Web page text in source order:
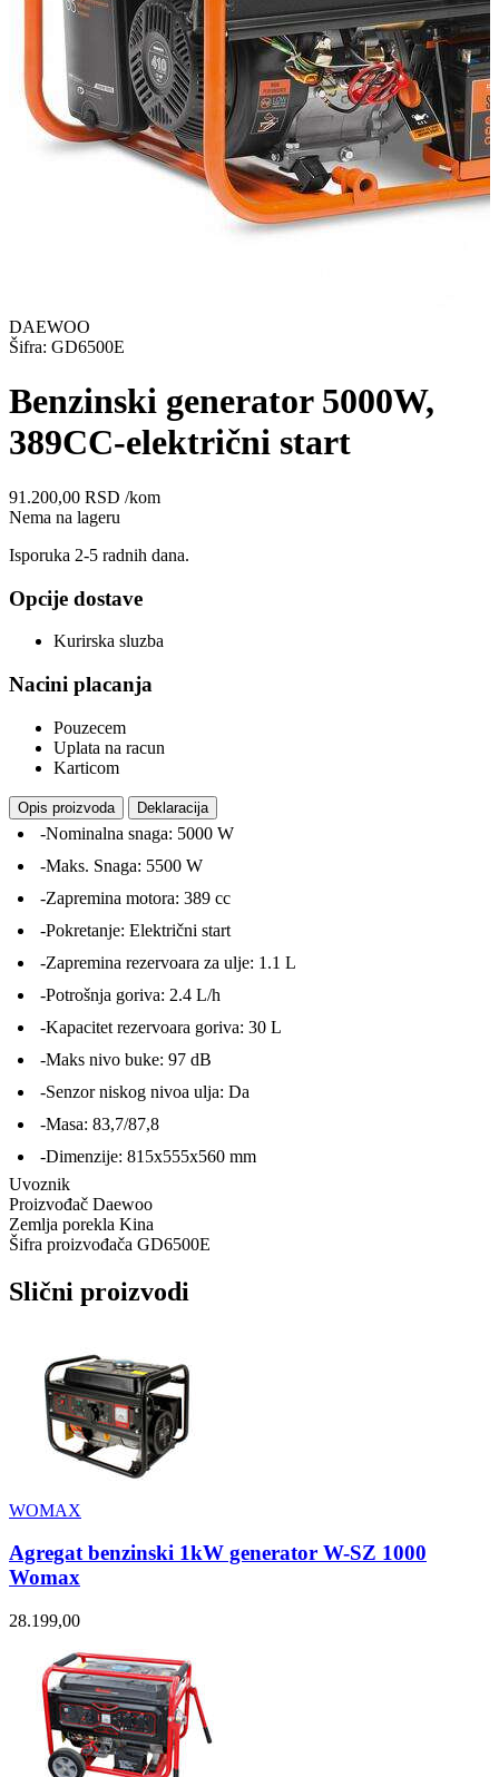
DAEWOO
Šifra: GD6500E
Benzinski generator 5000W,
389CC-električni start
91.200,00 RSD /kom
Nema na lageru
Isporuka 2-5 radnih dana.
Opcije dostave
Kurirska sluzba
Nacini placanja
Pouzecem
Uplata na racun
Karticom
Opis proizvoda Deklaracija
-Nominalna snaga: 5000 W
-Maks. Snaga: 5500 W
-Zapremina motora: 389 cc
-Pokretanje: Električni start
-Zapremina rezervoara za ulje: 1.1 L
-Potrošnja goriva: 2.4 L/h
-Kapacitet rezervoara goriva: 30 L
-Maks nivo buke: 97 dB
-Senzor niskog nivoa ulja: Da
-Masa: 83,7/87,8
-Dimenzije: 815x555x560 mm
Uvoznik
Proizvođač Daewoo
Zemlja porekla Kina
Šifra proizvođača GD6500E
Slični proizvodi
WOMAX
Agregat benzinski 1kW generator W-SZ 1000
Womax
28.199,00